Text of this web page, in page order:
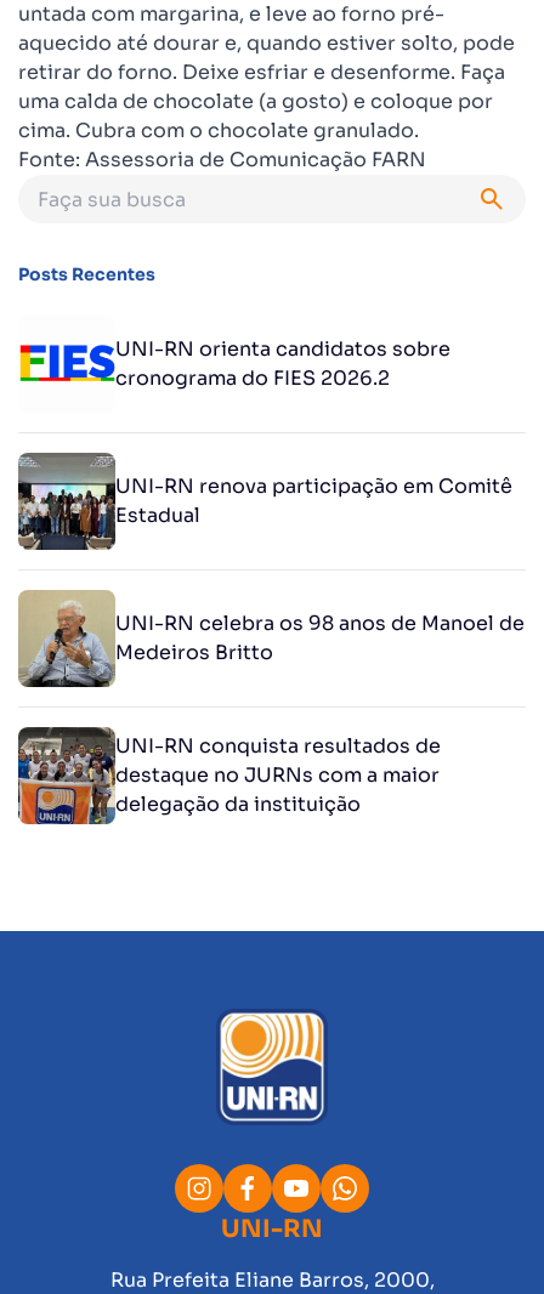
untada com margarina, e leve ao forno pré-
aquecido até dourar e, quando estiver solto, pode
retirar do forno. Deixe esfriar e desenforme. Faça
uma calda de chocolate (a gosto) e coloque por
cima. Cubra com o chocolate granulado.
Fonte: Assessoria de Comunicação FARN
Posts Recentes
UNI-RN orienta candidatos sobre
cronograma do FIES 2026.2
UNI-RN renova participação em Comitê
Estadual
UNI-RN celebra os 98 anos de Manoel de
Medeiros Britto
UNI-RN conquista resultados de
destaque no JURNs com a maior
delegação da instituição
UNI-RN
Rua Prefeita Eliane Barros, 2000,